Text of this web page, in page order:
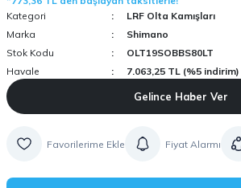
Kategori
LRF Olta Kamışları
Marka
Shimano
Stok Kodu
OLT19SOBBS80LT
Havale
7.063,25 TL (%5 indirim)
Gelince Haber Ver
Fiyat Alarmı